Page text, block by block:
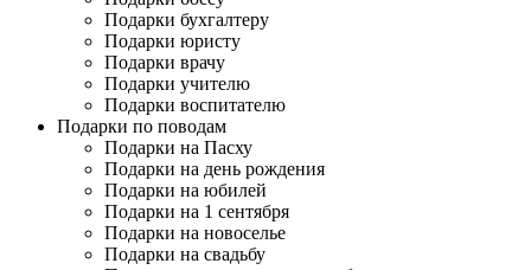
Подарки бухгалтеру
Подарки юристу
Подарки врачу
Подарки учителю
Подарки воспитателю
Подарки по поводам
Подарки на Пасху
Подарки на день рождения
Подарки на юбилей
Подарки на 1 сентября
Подарки на новоселье
Подарки на свадьбу